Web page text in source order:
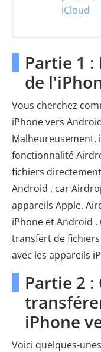
iCloud
Partie 1
de
Vous cherchez
iPhone vers
Malheureusement,
fonctionnalité
fichiers
Android , car
appareils Apple.
iPhone et Android
transfert de
avec les appareils
Partie 2
iPhone
Voici quelques-